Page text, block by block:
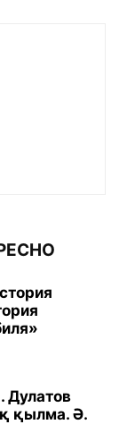
қылма. Ә.